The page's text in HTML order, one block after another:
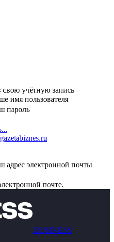
учётную запись
имя пользователя
пароль
адрес электронной почты
почте.
BUSINESS